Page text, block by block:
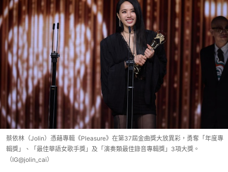
蔡依林（Jolin）憑藉專輯《Pleasure》在第37屆金曲獎大放異彩，勇奪「年度專
輯獎」、「最佳華語女歌手獎」及「演奏類最佳錄音專輯獎」3項大獎。
（IG@jolin_cai）